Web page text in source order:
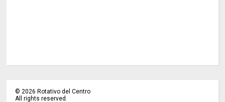
©2026 Rotativo del Centro
All rights reserved.